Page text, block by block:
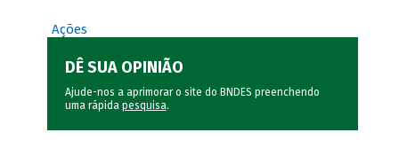
Ações
DÊ SUA OPINIÃO
Ajude-nos a aprimorar o site do BNDES preenchendo
uma rápida pesquisa.